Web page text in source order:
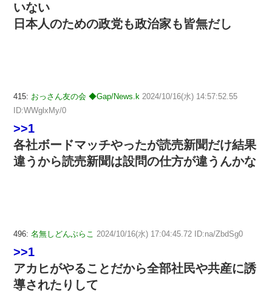
いない
日本人のための政党も政治家も皆無だし
415: おっさん友の会 ◆Gap/News.k 2024/10/16(水) 14:57:52.55
ID:WWglxMy/0
>>1
各社ボードマッチやったが読売新聞だけ結果
違うから読売新聞は設問の仕方が違うんかな
496: 名無しどんぶらこ 2024/10/16(水) 17:04:45.72 ID:na/ZbdSg0
>>1
アカヒがやることだから全部社民や共産に誘
導されたりして